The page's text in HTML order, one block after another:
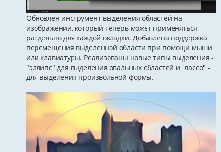
Обновлён инструмент выделения областей на
изображении, который теперь может применяться
раздельно для каждой вкладки. Добавлена поддержка
перемещения выделенной области при помощи мыши
или клавиатуры. Реализованы новые типы выделения -
"эллипс" для выделения овальных областей и "лассо" -
для выделения произвольной формы.